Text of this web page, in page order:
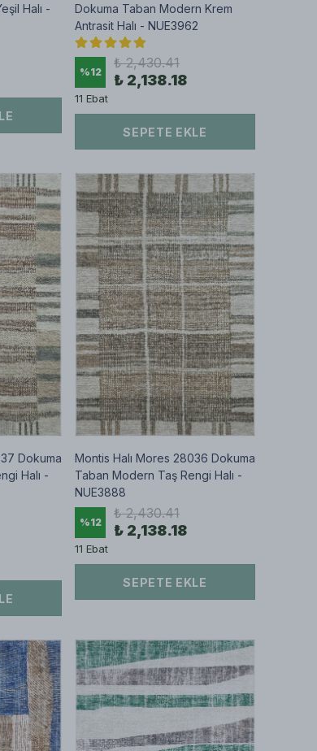
Halı -
Dokuma Taban Modern Krem
Antrasit Halı - NUE3962
%12
₺ 2,430.41
₺ 2,138.18
11 Ebat
SEPETE EKLE
Dokuma
Halı -
Montis Halı Mores 28036 Dokuma
Taban Modern Taş Rengi Halı -
NUE3888
%12
₺ 2,430.41
₺ 2,138.18
11 Ebat
SEPETE EKLE